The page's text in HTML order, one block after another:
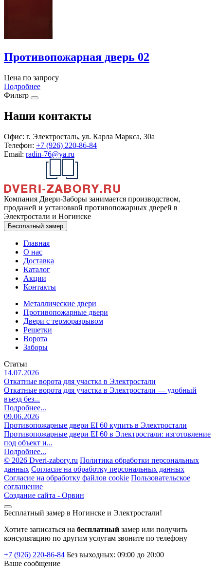
Противопожарная дверь 02
Цена по запросу
Подробнее
Фильтр
Наши контакты
Офис: г. Электросталь, ул. Карла Маркса, 30а
Телефон: +7 (926) 220-86-84
Email: radin-76@ya.ru
Компания Двери-Заборы занимается производством,
продажей и установкой противопожарных дверей в
Электростали и Ногинске
Бесплатный замер
Главная
О нас
Доставка
Каталог
Акции
Контакты
Металлические двери
Противопожарные двери
Двери с терморазрывом
Решетки
Ворота
Заборы
Статьи
14.07.2026
Откатные ворота для участка в Электростали
Откатные ворота для участка в Электростали — удобный
въезд без...
Подробнее...
09.06.2026
Противопожарные двери EI 60 купить в Электростали
Противопожарные двери EI 60 в Электростали: изготовление
под объект и...
Подробнее...
© 2026 Dveri-zabory.ru Политика обработки персональных
данных Согласие на обработку персональных данных
Согласие на обработку файлов cookie Пользовательское
соглашение
Создание сайта - Орвин
Бесплатный замер в Ногинске и Электростали!
Хотите записаться на бесплатный замер или получить
консультацию по другим услугам звоните по телефону
+7 (926) 220-86-84 Без выходных: 09:00 до 20:00
Ваше сообщение